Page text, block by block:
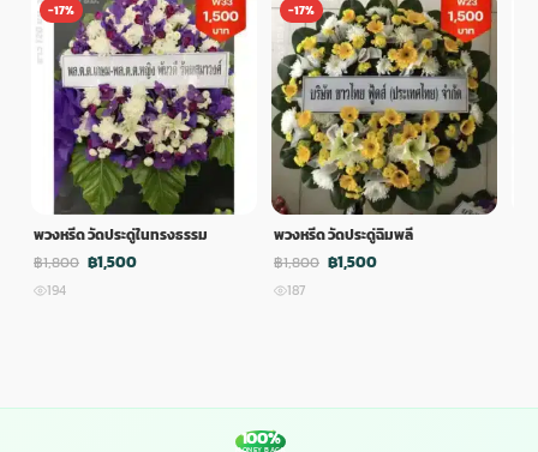
-17%
พวงหรีด วัดประดู่ในทรงธรรม
฿1,800 ฿1,500
194
-17%
พวงหรีด วัดประดู่ฉิมพลี
฿1,800 ฿1,500
187
100%
MONEY BACK